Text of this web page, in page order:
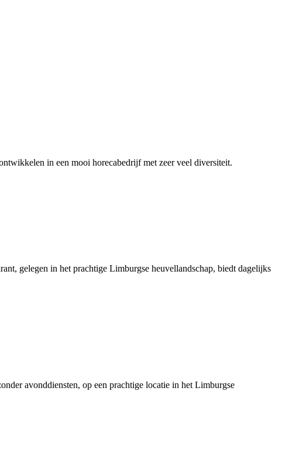
in een mooi horecabedrijf met zeer veel diversiteit.
gelegen in het prachtige Limburgse heuvellandschap, biedt dagelijks
avonddiensten, op een prachtige locatie in het Limburgse